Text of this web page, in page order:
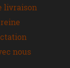
livraison
nous